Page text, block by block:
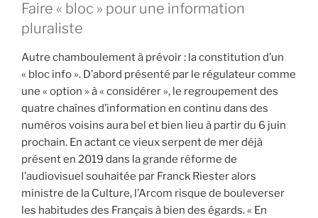
Faire « bloc » pour une information
pluraliste
Autre chamboulement à prévoir : la constitution d’un
« bloc info ». D’abord présenté par le régulateur comme
une « option » à « considérer », le regroupement des
quatre chaînes d’information en continu dans des
numéros voisins aura bel et bien lieu à partir du 6 juin
prochain. En actant ce vieux serpent de mer déjà
présent en 2019 dans la grande réforme de
l’audiovisuel souhaitée par Franck Riester alors
ministre de la Culture, l’Arcom risque de bouleverser
les habitudes des Français à bien des égards. « En